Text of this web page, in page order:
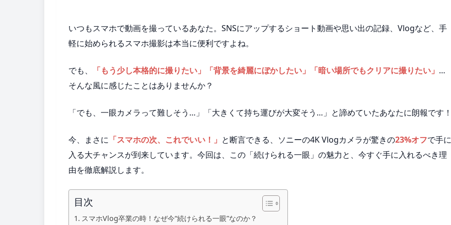
いつもスマホで動画を撮っているあなた。SNSにアップするショート動画や思い出の記録、Vlogなど、手
軽に始められるスマホ撮影は本当に便利ですよね。
でも、 「もう少し本格的に撮りたい」「背景を綺麗にぼかしたい」「暗い場所でもクリアに撮りたい」 …
そんな風に感じたことはありませんか？
「でも、一眼カメラって難しそう…」「大きくて持ち運びが大変そう…」と諦めていたあなたに朗報です
今、まさに 「スマホの次、これでいい！」 と断言できる、ソニーの4K Vlogカメラが驚きの23%オフで手に
入る大チャンスが到来しています。今回は、この「続けられる一眼」の魅力と、今すぐ手に入れるべき理
由を徹底解説します。
目次
スマホVlog卒業の時！なぜ今“続けられる一眼”なのか？